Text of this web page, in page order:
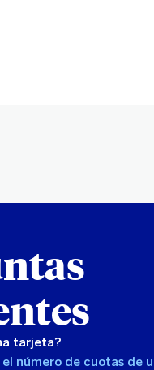
tarjeta?
número de cuotas de